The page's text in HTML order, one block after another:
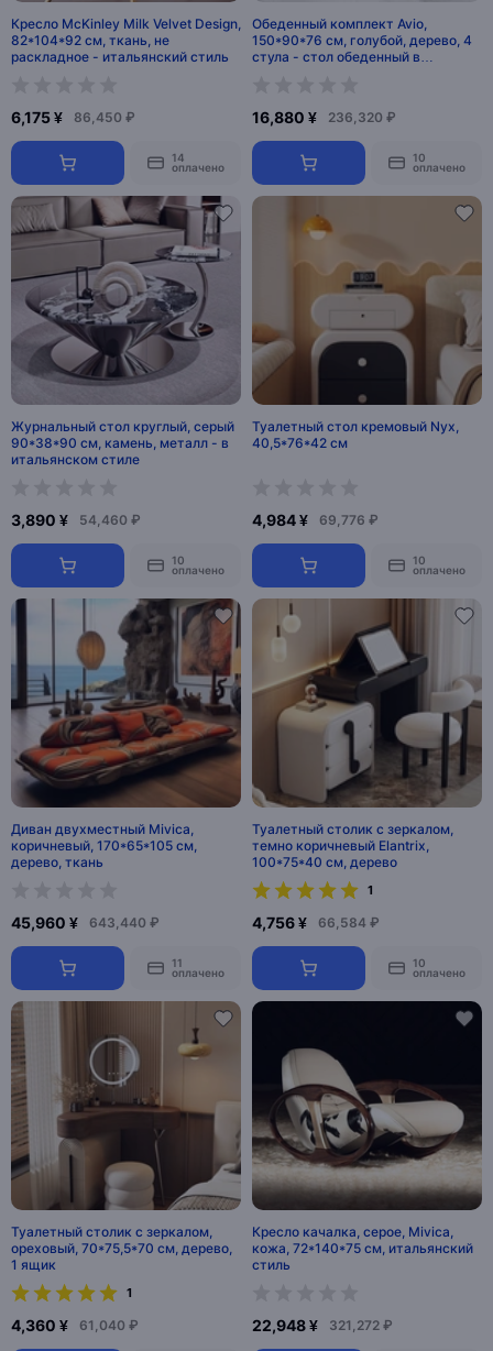
Кресло McKinley Milk Velvet Design,
82*104*92 см, ткань, не
раскладное - итальянский стиль
6,175 ¥ 86,450 ₽
14
оплачено
Обеденный комплект Avio,
150*90*76 см, голубой, дерево, 4
стула - стол обеденный в
16,880 ¥ 236,320 ₽
10
оплачено
Журнальный стол круглый, серый
90*38*90 см, камень, металл - в
итальянском стиле
3,890 ¥ 54,460 ₽
10
оплачено
Туалетный стол кремовый Nyx,
40,5*76*42 см
4,984 ¥ 69,776 ₽
10
оплачено
Диван двухместный Mivica,
коричневый, 170*65*105 см,
дерево, ткань
45,960 ¥ 643,440 ₽
11
оплачено
Туалетный столик с зеркалом,
темно коричневый Elantrix,
100*75*40 см, дерево
1
4,756 ¥ 66,584 ₽
10
оплачено
Туалетный столик с зеркалом,
ореховый, 70*75,5*70 см, дерево,
1 ящик
1
4,360 ¥ 61,040 ₽
Кресло качалка, серое, Mivica,
кожа, 72*140*75 см, итальянский
стиль
22,948 ¥ 321,272 ₽